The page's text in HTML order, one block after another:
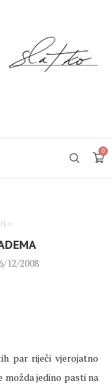
0
12/2008
par riječi vjerojatno
možda jedino pasti na